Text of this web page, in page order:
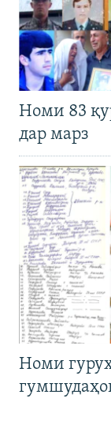
Номи 83
дар марз
Номи